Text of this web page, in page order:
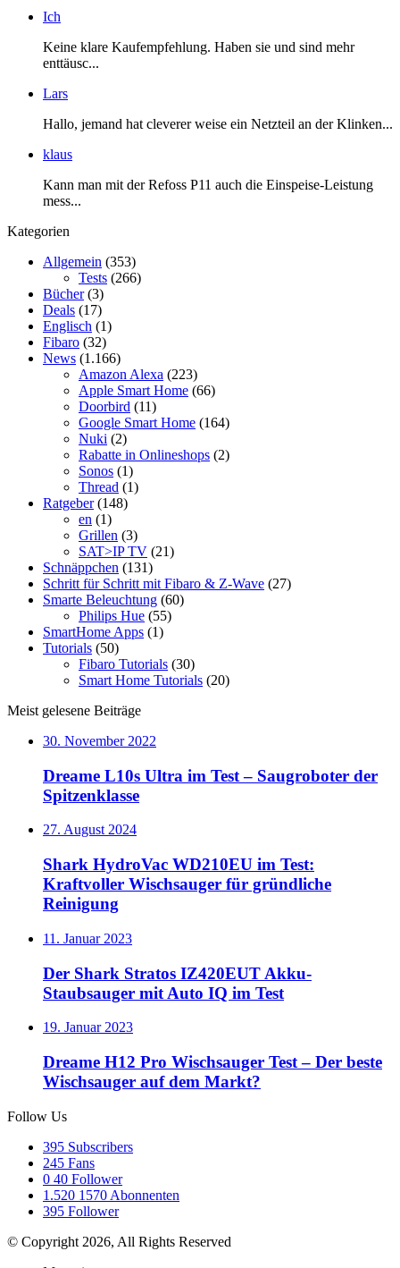
Ich
Keine klare Kaufempfehlung. Haben sie und sind mehr
enttäusc...
Lars
Hallo, jemand hat cleverer weise ein Netzteil an der Klinken...
klaus
Kann man mit der Refoss P11 auch die Einspeise-Leistung
mess...
Kategorien
Allgemein (353)
Tests (266)
Bücher(3)
Deals (17)
Englisch (1)
Fibaro (32)
News (1.166)
Amazon Alexa (223)
Apple Smart Home (66)
Doorbird (11)
Google Smart Home (164)
Nuki (2)
Rabatte in Onlineshops (2)
Sonos (1)
Thread (1)
Ratgeber(148)
en (1)
Grillen (3)
SAT>IP TV (21)
Schnäppchen (131)
Schritt für Schritt mit Fibaro & Z-Wave (27)
Smarte Beleuchtung (60)
Philips Hue (55)
SmartHome Apps (1)
Tutorials (50)
Fibaro Tutorials (30)
Smart Home Tutorials (20)
Meist gelesene Beiträge
30. November 2022
Dreame L10s Ultra im Test – Saugroboter der
Spitzenklasse
27. August 2024
Shark HydroVac WD210EU im Test:
Kraftvoller Wischsauger für gründliche
Reinigung
11. Januar 2023
Der Shark Stratos IZ420EUT Akku-
Staubsauger mit Auto IQ im Test
19. Januar 2023
Dreame H12 Pro Wischsauger Test – Der beste
Wischsauger auf dem Markt?
Follow Us
395 Subscribers
245 Fans
0 40 Follower
1.520 1570 Abonnenten
395 Follower
© Copyright 2026, All Rights Reserved